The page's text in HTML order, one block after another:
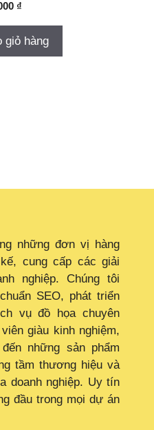
₫
giỏ hàng
những đơn vị hàng
cung cấp các giải
nghiệp. Chúng tôi
SEO, phát triển
vụ đồ họa chuyên
giàu kinh nghiệm,
những sản phẩm
tầm thương hiệu và
doanh nghiệp. Uy tín
đầu trong mọi dự án